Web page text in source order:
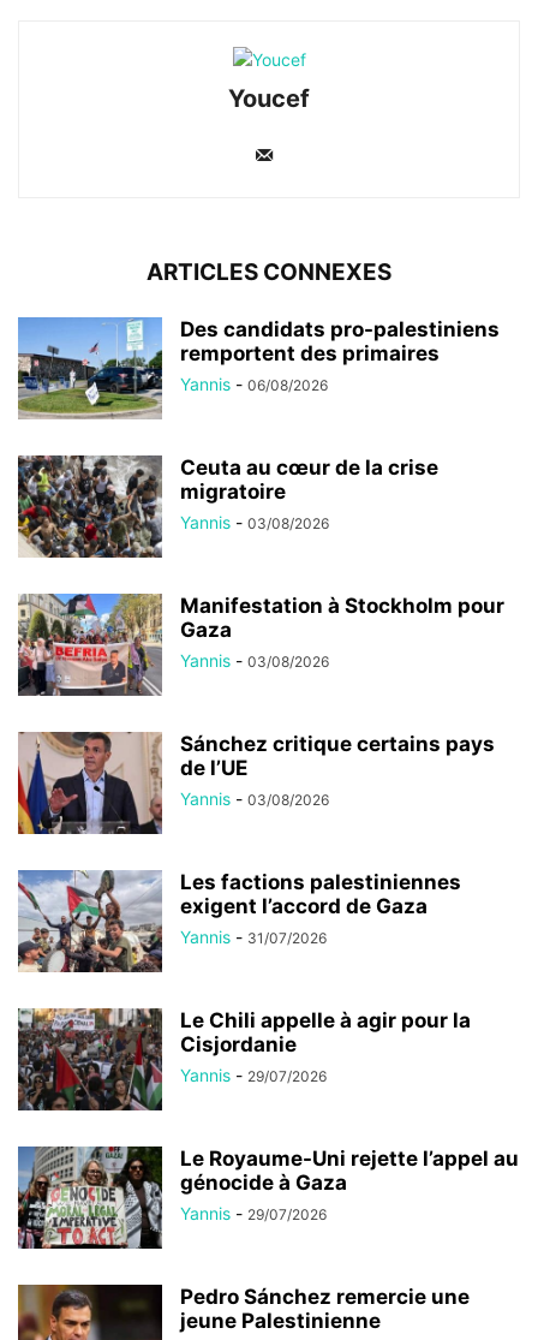
Youcef
ARTICLES CONNEXES
Des candidats pro-palestiniens
remportent des primaires
Yannis - 06/08/2026
Ceuta au cœur de la crise
migratoire
Yannis - 03/08/2026
Manifestation à Stockholm pour
Gaza
Yannis - 03/08/2026
Sánchez critique certains pays
de l’UE
Yannis - 03/08/2026
Les factions palestiniennes
exigent l’accord de Gaza
Yannis - 31/07/2026
Le Chili appelle à agir pour la
Cisjordanie
Yannis - 29/07/2026
Le Royaume-Uni rejette l’appel au
génocide à Gaza
Yannis - 29/07/2026
Pedro Sánchez remercie une
jeune Palestinienne